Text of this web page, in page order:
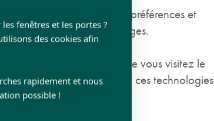
fenêtres et les portes ?
des cookies afin
rapidement et nous
possible !
à propos du produit, préférences et
ainsi que blogs et messages.
certaines données lorsque vous visitez le
informations à propos de ces technologies